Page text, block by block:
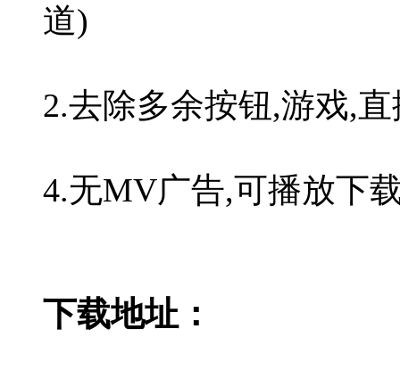
道)
2.去除多余按钮,游戏,
4.无MV广告,可播放下
下载地址：